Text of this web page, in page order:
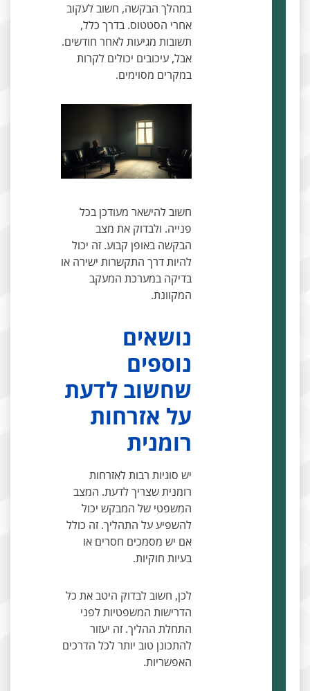
במהלך הבקשה, חשוב לעקוב
אחרי הסטטוס. בדרך כלל,
תשובות מגיעות לאחר חודשים.
אבל, עיכובים יכולים לקרות
במקרים מסוימים.
חשוב להישאר מעודכן בכל
פנייה. ולבדוק את מצב
הבקשה באופן קבוע. זה יכול
להיות דרך התקשרות ישירה או
בדיקה במערכת המעקב
המקוונת.
נושאים
נוספים
שחשוב לדעת
על אזרחות
רומנית
יש סוגיות רבות לאזרחות
רומנית שצריך לדעת. המצב
המשפטי של המבקש יכול
להשפיע על התהליך. זה כולל
אם יש מסמכים חסרים או
בעיות חוקיות.
לכן, חשוב לבדוק היטב את כל
הדרישות המשפטיות לפני
התחלת ההליך. זה יעזור
להתכונן טוב יותר לכל הדרכים
האפשריות.